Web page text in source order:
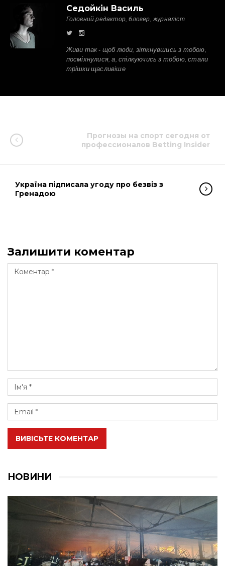
Седойкін Василь
Головний редактор, блогер, журналіст
Живи так - щоб люди, зіткнувшись з тобою,
посміхнулися, а, спілкуючись з тобою, стали
трішки щасливіше
Прогнозы на спорт сегодня от
профессионалов Betting Insider
Україна підписала угоду про безвіз з
Гренадою
Залишити коментар
ВИВІСЬТЕ КОМЕНТАР
НОВИНИ